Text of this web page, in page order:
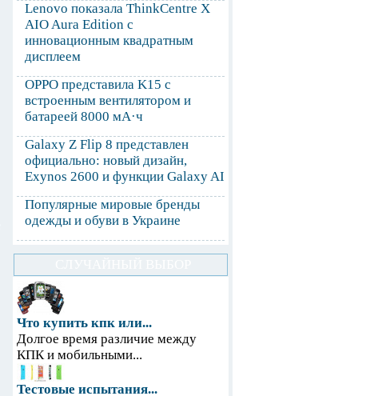
Lenovo показала ThinkCentre X
AIO Aura Edition с
инновационным квадратным
дисплеем
OPPO представила K15 с
встроенным вентилятором и
батареей 8000 мА·ч
Galaxy Z Flip 8 представлен
официально: новый дизайн,
Exynos 2600 и функции Galaxy AI
Популярные мировые бренды
одежды и обуви в Украине
Что купить кпк или...
Долгое время различие между
КПК и мобильными...
Тестовые испытания...